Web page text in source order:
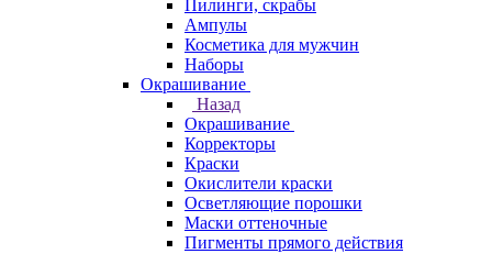
Пилинги, скрабы
Ампулы
Косметика для мужчин
Наборы
Окрашивание
Назад
Окрашивание
Корректоры
Краски
Окислители краски
Осветляющие порошки
Маски оттеночные
Пигменты прямого действия